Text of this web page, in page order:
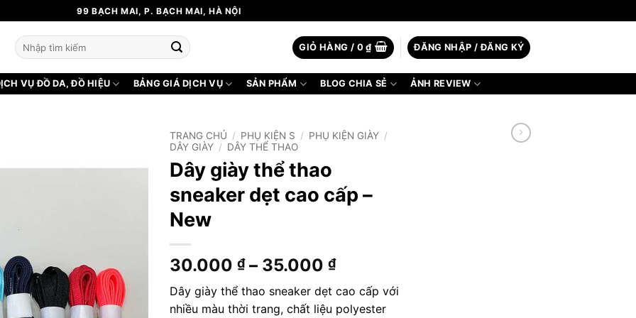
99 BẠCH MAI, P. BẠCH MAI, HÀ NỘI
Tìm
kiếm:
GIỎ HÀNG / 0₫ ĐĂNG NHẬP / ĐĂNG KÝ
VỤ ĐỒ DA, ĐỒ HIỆU BẢNG GIÁ DỊCH VỤ SẢN PHẨM BLOG CHIA SẺ ẢNH REVIEW
TRANG CHỦ / PHỤ KIỆN S / PHỤ KIỆN GIÀY /
DÂY GIÀY / DÂY THỂ THAO
Dây giày thể thao
sneaker dẹt cao cấp –
New
30.000 ₫ – 35.000 ₫Khoảng
từ
Dây giày thể thao sneaker dẹt cao cấp với
nhiều màu thời trang, chất liệu polyester